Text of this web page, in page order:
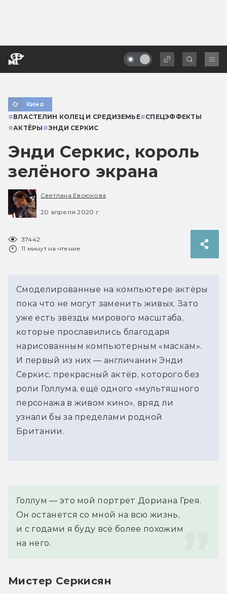
Кино
#ВЛАСТЕЛИН КОЛЕЦ И СРЕДИЗЕМЬЕ#СПЕЦЭФФЕКТЫ
#АКТЁРЫ #ЭНДИ СЕРКИС
Энди Серкис, король
зелёного экрана
Светлана Евсюкова
20 апреля 2020 г.
37442
11 минут на чтение
Смоделированные на компьютере актёры
пока что не могут заменить живых. Зато
уже есть звёзды мирового масштаба,
которые прославились благодаря
нарисованным компьютерным «маскам».
И первый из них — англичанин Энди
Серкис, прекрасный актёр, которого без
роли Голлума, ещё одного «мультяшного
персонажа в живом кино», вряд ли
узнали бы за пределами родной
Британии.
Голлум — это мой портрет Дориана Грея.
Он останется со мной на всю жизнь,
и с годами я буду всё более похожим
на него.
Мистер Серкисян